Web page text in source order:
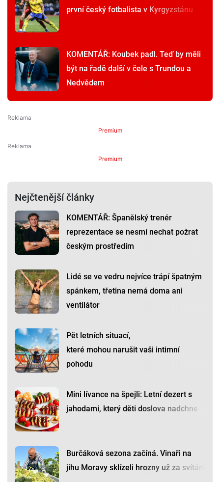
první český fotbalista v Kyrgyzstánu
KOMENTÁŘ: Koubek padl. Teď by měli
být na řadě další v čele s Trundou a
Nedvědem
Premium
Premium
Nejčtenější články
KOMENTÁŘ: Španělský trenér
reprezentace se nesmí nechat požrat
českým prostředím
Lidé se ve vedru nejvíce trápí špatným
spánkem, třetina nemá doma ani
ventilátor
Pět letních situací,
které mohou narušit vaši intimní
pohodu
Mini lívance na špejli: Letní dezert s
jahodami, který děti doslova nadchne
Burčáková sezona začíná. Vinaři na
jihu Moravy sklízeli hrozny už za svítání